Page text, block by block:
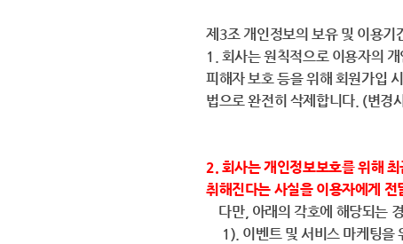
제3조 개인정보의 보유 및 이용기
1. 회사는 원칙적으로 이용자의
피해자 보호 등을 위해 회원가입
법으로 완전히 삭제합니다. (변경
2. 회사는 개인정보보호를 위해
취해진다는 사실을 이용자에게 전
다만, 아래의 각호에 해당되는
1). 이벤트 및 서비스 마케팅을